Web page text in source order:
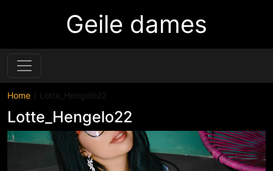
Geile dames
Home Lotte_Hengelo22
Lotte_Hengelo22